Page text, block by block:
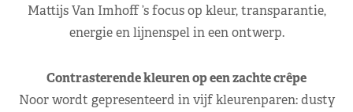
Mattijs Van Imhoff ’s focus op kleur, transparantie,
energie en lijnenspel in een ontwerp.
Contrasterende kleuren op een zachte crêpe
Noor wordt gepresenteerd in vijf kleurenparen: dusty